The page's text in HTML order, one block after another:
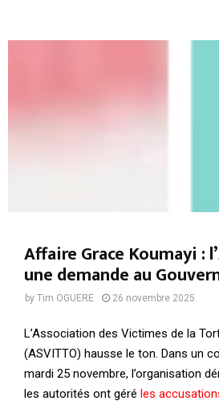
Affaire Grace Koumayi :
une demande au
by Tim OGUERE 26 novembre 2025
L’Association des Victimes de la
(ASVITTO) hausse le ton. Dans un
mardi 25 novembre, l’organisation
les autorités ont géré les